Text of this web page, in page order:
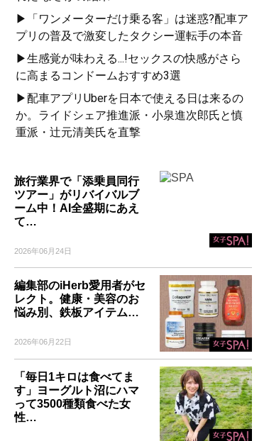
▶「ワンメーターだけ乗る客」は迷惑?配車ア
プリの普及で激変したタクシー運転手の本音
▶生感覚が味わえる...!セックスの快感がさら
に高まるコンドームおすすめ3選
▶配車アプリUberを日本で使える日は来るの
か。ライドシェア推進派・小泉進次郎氏と慎
重派・辻元清美氏を直撃
旅行業界で「添乗員同行
ツアー」がリバイバルブ
ーム中！AI全盛期にあえ
て…
2026年06月24日
編集部のiHerb愛用者がセ
レクト。健康・美容のお
悩み別、鉄板アイテム…
2026年06月22日
「毎日1キロは食べてま
す」ヨーグルト沼にハマ
って3500種類食べた女
性…